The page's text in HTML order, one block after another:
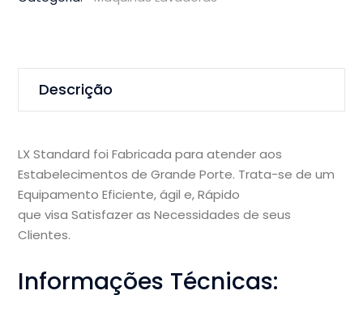
Descrição
LX Standard foi Fabricada para atender aos
Estabelecimentos de Grande Porte. Trata-se de um
Equipamento Eficiente, ágil e, Rápido
que visa Satisfazer as Necessidades de seus
Clientes.
Informações Técnicas: